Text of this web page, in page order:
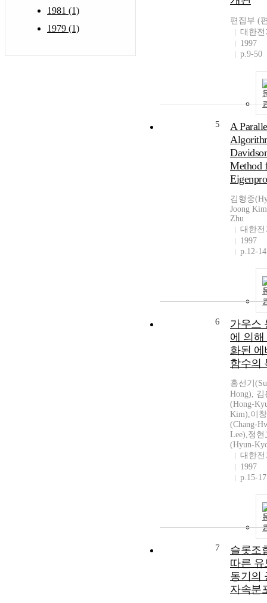
1981 (1)
1979 (1)
편집부 (
대한
1997
p.9-50
5
A
Method
김형중
Joong
Zhu
대한
1997
p.12-14
6
가우스
에 의해
화된 에
함수의
홍선기
Hong), 김
(Hong-
Kim),이
(Chang-
Lee),정현
(Hyun-
대한
1997
p.15-17
7
슬롯조
따른 유
동기의
자속분